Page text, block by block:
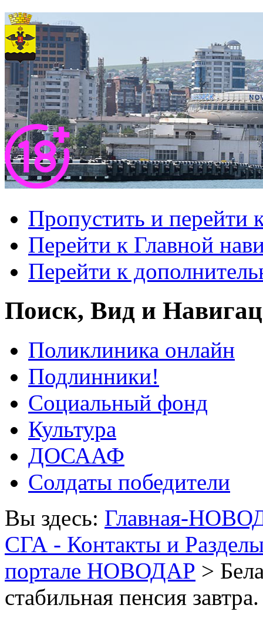
Пропустить и перейти
Перейти к Главной
Перейти к
Поиск, Вид и
Поликлиника онлайн
Подлинники!
Социальный фонд
Культура
ДОСААФ
Солдаты победители
Вы здесь: Главная-
СГА - Контакты и
портале НОВОДАР >
стабильная пенсия